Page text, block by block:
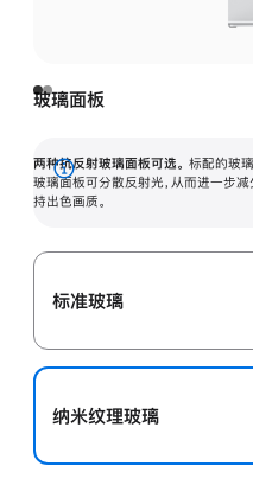
玻璃面板
两种抗反射玻璃面板可选。 标配的玻
玻璃面板可分散反射光，从而进一步
持出色画质。
展
开
标准玻璃
纳米纹理玻璃